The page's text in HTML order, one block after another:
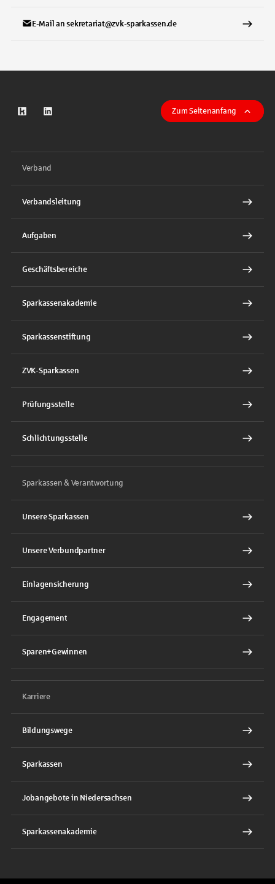
E-Mail an sekretariat@zvk-sparkassen.de
zum Kununu-Profil
zum LinkeIn-Profil
Zum Seitenanfang
Verband
Verbandsleitung
Aufgaben
Geschäftsbereiche
Sparkassenakademie
Sparkassenstiftung
ZVK-Sparkassen
Prüfungsstelle
Schlichtungsstelle
Sparkassen & Verantwortung
Unsere Sparkassen
Unsere Verbundpartner
Einlagensicherung
Engagement
Sparen+Gewinnen
Karriere
Bildungswege
Sparkassen
Jobangebote in Niedersachsen
Sparkassenakademie